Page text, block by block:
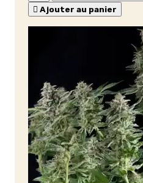
 Ajouter au panier